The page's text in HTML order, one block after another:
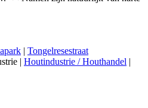
| Tongelresestraat
| Houtindustrie / Houthandel |